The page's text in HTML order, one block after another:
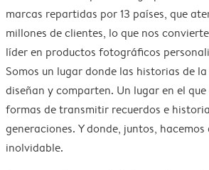
marcas repartidas por 13 países, que
millones de clientes, lo que nos
líder en productos fotográficos
Somos un lugar donde las historias de
diseñan y comparten. Un lugar en el que
formas de transmitir recuerdos e
generaciones. Y donde, juntos,
inolvidable.